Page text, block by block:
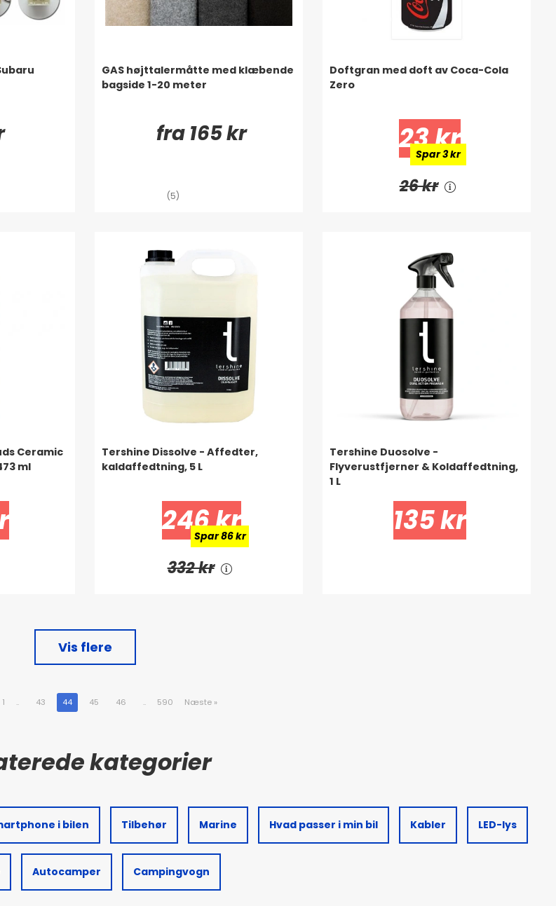
GAS højttalermåtte med klæbende
bagside 1-20 meter
fra 165 kr
(5)
Doftgran med doft av Coca-Cola
Zero
23 kr
Spar 3 kr
26 kr
Ceramic
ml
Tershine Dissolve - Affedter,
kaldaffedtning, 5 L
246 kr
Spar 86 kr
332 kr
Tershine Duosolve -
Flyverustfjerner & Koldaffedtning,
1 L
135 kr
Vis flere
1 .. 43 44 45 46 .. 590 Næste »
i bilen Tilbehør Marine Hvad passer i min bil Kabler LED-lys
Autocamper Campingvogn